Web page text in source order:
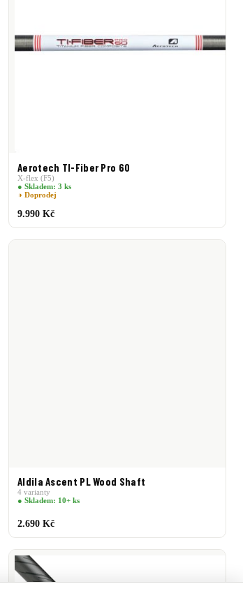
Aerotech TI-Fiber Pro 60
X-flex (F5)
● Skladem: 3 ks
◑ Doprodej
9.990 Kč
Aldila Ascent PL Wood Shaft
4 varianty
● Skladem: 10+ ks
2.690 Kč